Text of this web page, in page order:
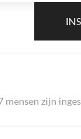
mensen zijn